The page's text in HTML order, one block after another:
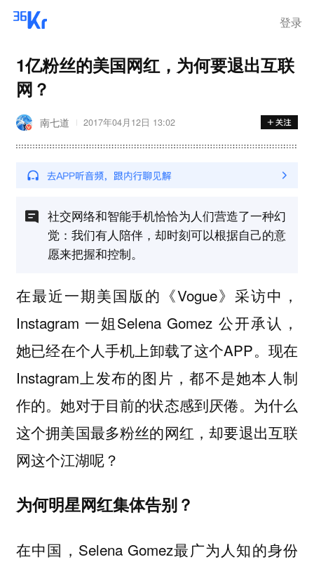
登录
1亿粉丝的美国网红，为何要退出互联
网？
南七道 2017年04月12日 13:02
社交网络和智能手机恰恰为人们营造了一种幻
觉：我们有人陪伴，却时刻可以根据自己的意
愿来把握和控制。
在最近一期美国版的《Vogue》采访中，
Instagram 一姐Selena Gomez 公开承认，
她已经在个人手机上卸载了这个APP。现在
Instagram上发布的图片，都不是她本人制
作的。她对于目前的状态感到厌倦。为什么
这个拥美国最多粉丝的网红，却要退出互联
网这个江湖呢？
为何明星网红集体告别？
在中国，Selena Gomez最广为人知的身份